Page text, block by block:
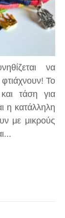
να
Το
τάση για
η κατάλληλη
με μικρούς